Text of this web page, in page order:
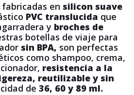
en silicon suave
PVC translucida que
y broches de
botellas de viaje para
sin BPA, son perfectas
como shampoo, crema,
resistencia a la
reutilizable y sin
de 36, 60 y 89 ml.